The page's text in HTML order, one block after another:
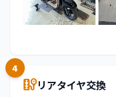
4
tire_repairリアタイヤ交換